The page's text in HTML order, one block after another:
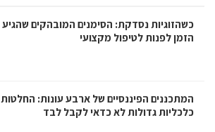
כשהזוגיות נסדקת: הסימנים המובהקים שהגיע
הזמן לפנות לטיפול מקצועי
המתכננים הפיננסיים של ארבע עונות: החלטות
כלכליות גדולות לא כדאי לקבל לבד